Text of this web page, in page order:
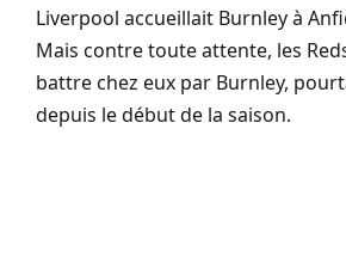
Liverpool accueillait Burnley à
Mais contre toute attente, les
battre chez eux par Burnley,
depuis le début de la saison.